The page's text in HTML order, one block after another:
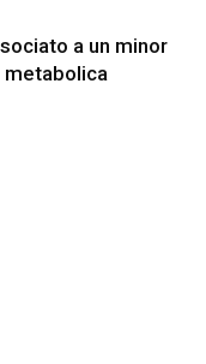
a un minor
metabolica